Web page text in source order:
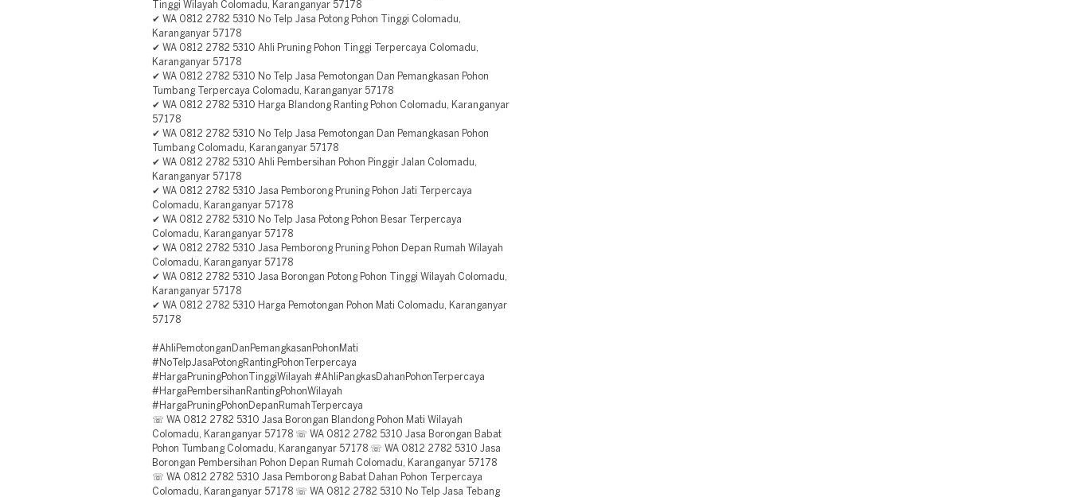
Tinggi Wilayah Colomadu, Karanganyar 57178
✔ WA 0812 2782 5310 No Telp Jasa Potong Pohon Tinggi Colomadu,
Karanganyar 57178
✔ WA 0812 2782 5310 Ahli Pruning Pohon Tinggi Terpercaya Colomadu,
Karanganyar 57178
✔ WA 0812 2782 5310 No Telp Jasa Pemotongan Dan Pemangkasan Pohon
Tumbang Terpercaya Colomadu, Karanganyar 57178
✔ WA 0812 2782 5310 Harga Blandong Ranting Pohon Colomadu, Karanganyar
57178
✔ WA 0812 2782 5310 No Telp Jasa Pemotongan Dan Pemangkasan Pohon
Tumbang Colomadu, Karanganyar 57178
✔ WA 0812 2782 5310 Ahli Pembersihan Pohon Pinggir Jalan Colomadu,
Karanganyar 57178
✔ WA 0812 2782 5310 Jasa Pemborong Pruning Pohon Jati Terpercaya
Colomadu, Karanganyar 57178
✔ WA 0812 2782 5310 No Telp Jasa Potong Pohon Besar Terpercaya
Colomadu, Karanganyar 57178
✔ WA 0812 2782 5310 Jasa Pemborong Pruning Pohon Depan Rumah Wilayah
Colomadu, Karanganyar 57178
✔ WA 0812 2782 5310 Jasa Borongan Potong Pohon Tinggi Wilayah Colomadu,
Karanganyar 57178
✔ WA 0812 2782 5310 Harga Pemotongan Pohon Mati Colomadu, Karanganyar
57178
#AhliPemotonganDanPemangkasanPohonMati
#NoTelpJasaPotongRantingPohonTerpercaya
#HargaPruningPohonTinggiWilayah #AhliPangkasDahanPohonTerpercaya
#HargaPembersihanRantingPohonWilayah
#HargaPruningPohonDepanRumahTerpercaya
☏ WA 0812 2782 5310 Jasa Borongan Blandong Pohon Mati Wilayah
Colomadu, Karanganyar 57178 ☏ WA 0812 2782 5310 Jasa Borongan Babat
Pohon Tumbang Colomadu, Karanganyar 57178 ☏ WA 0812 2782 5310 Jasa
Borongan Pembersihan Pohon Depan Rumah Colomadu, Karanganyar 57178
☏ WA 0812 2782 5310 Jasa Pemborong Babat Dahan Pohon Terpercaya
Colomadu, Karanganyar 57178 ☏ WA 0812 2782 5310 No Telp Jasa Tebang